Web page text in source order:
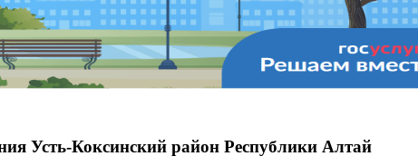
Усть-Коксинский район Республики Алтай